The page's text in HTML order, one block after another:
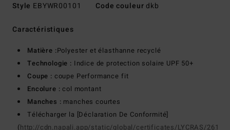
Style EBYWR00101 Code couleur dkb
Caractéristiques
Matière :Polyester et élasthanne recyclé
Technologie : Indice de protection solaire UPF 50+
Coupe : coupe Performance fit
Encolure : col montant
Manches : manches courtes
Télécharger la [Déclaration De Conformité]
(http://cdn.napali.app/static/global/certificates/LYCRAS/261-